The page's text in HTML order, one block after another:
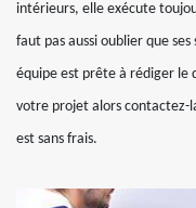
intérieurs, elle exécute
faut pas aussi oublier que
équipe est prête à rédiger
votre projet alors contactez-
est sans frais.